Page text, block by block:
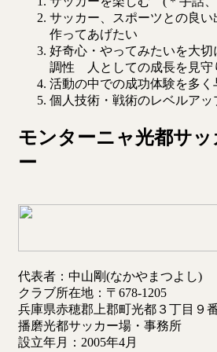
サッカー、スポーツとの良
作ってあげたい
好奇心・やってみたいを大
調性 人としての成長を見守
活動の中での成功体験を多く
個人技術・戦術のレベルアッ
モンターニャ光都サッ
ー
代表者：中山剛(なかやまつよし)
クラブ所在地：〒678-1205
兵庫県赤穂郡上郡町光都３丁目９
播磨光都サッカー場・事務所
設立年月：2005年4月